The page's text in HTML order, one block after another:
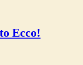
Ecco!